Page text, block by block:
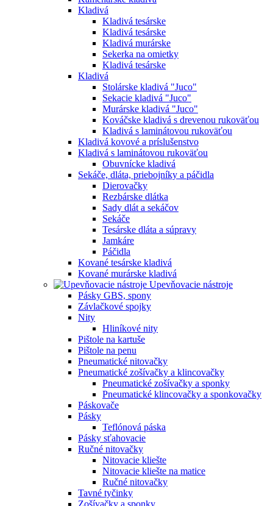
Kladivá
Kladivá tesárske
Kladivá tesárske
Kladivá murárske
Sekerka na omietky
Kladivá tesárske
Kladivá
Stolárske kladivá "Juco"
Sekacie kladivá "Juco"
Murárske kladivá "Juco"
Kováčske kladivá s drevenou rukoväťou
Kladivá s laminátovou rukoväťou
Kladivá kovové a príslušenstvo
Kladivá s laminátovou rukoväťou
Obuvnícke kladivá
Sekáče, dláta, priebojníky a páčidla
Dierovačky
Rezbárske dlátka
Sady dlát a sekáčov
Sekáče
Tesárske dláta a súpravy
Jamkáre
Páčidla
Kované tesárske kladivá
Kované murárske kladivá
Upevňovacie nástroje
Pásky GBS, spony
Závlačkové spojky
Nity
Hliníkové nity
Pištole na kartuše
Pištole na penu
Pneumatické nitovačky
Pneumatické zošívačky a klincovačky
Pneumatické zošívačky a sponky
Pneumatické klincovačky a sponkovačky
Páskovače
Pásky
Teflónová páska
Pásky sťahovacie
Ručné nitovačky
Nitovacie kliešte
Nitovacie kliešte na matice
Ručné nitovačky
Tavné tyčinky
Zošívačky a sponky